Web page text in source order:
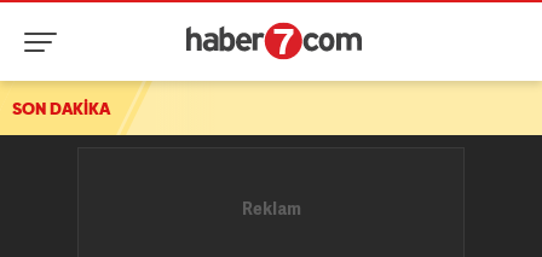
SON DAKİKA